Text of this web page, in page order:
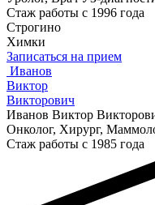
Стаж работы с 1996 года
Строгино
Химки
Записаться на прием
Иванов
Виктор
Викторович
Иванов Виктор
Онколог, Хирург,
Стаж работы с 1985 года